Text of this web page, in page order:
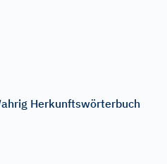
Herkunftswörterbuch